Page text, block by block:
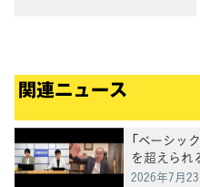
関連ニュース
「ベーシッ
を超えられ
けん塾」第
2026年7月